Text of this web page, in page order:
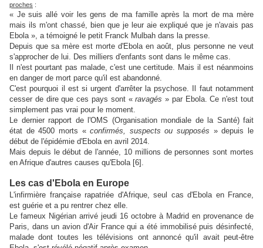
proches :
« Je suis allé voir les gens de ma famille après la mort de ma mère
mais ils m'ont chassé, bien que je leur aie expliqué que je n'avais pas
Ebola », a témoigné le petit Franck Mulbah dans la presse.
Depuis que sa mère est morte d'Ebola en août, plus personne ne veut
s'approcher de lui. Des milliers d'enfants sont dans le même cas.
Il n'est pourtant pas malade, c'est une certitude. Mais il est néanmoins
en danger de mort parce qu'il est abandonné.
C'est pourquoi il est si urgent d'arrêter la psychose. Il faut notamment
cesser de dire que ces pays sont «ravagés » par Ebola. Ce n'est tout
simplement pas vrai pour le moment.
Le dernier rapport de l'OMS (Organisation mondiale de la Santé) fait
état de 4500 morts «confirmés, suspects ou supposés » depuis le
début de l'épidémie d'Ebola en avril 2014.
Mais depuis le début de l'année, 10 millions de personnes sont mortes
en Afrique d'autres causes qu'Ebola [6].
Les cas d'Ebola en Europe
L'infirmière française rapatriée d'Afrique, seul cas d'Ebola en France,
est guérie et a pu rentrer chez elle.
Le fameux Nigérian arrivé jeudi 16 octobre à Madrid en provenance de
Paris, dans un avion d'Air France qui a été immobilisé puis désinfecté,
malade dont toutes les télévisions ont annoncé qu'il avait peut-être